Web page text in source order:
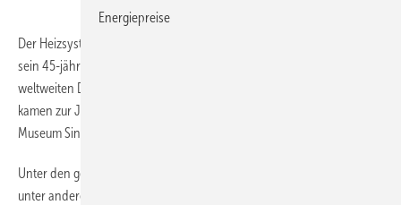
Der Heizsystemspezialist
sein 45-jähriges Bestehen und die 10-jährige Zugehörigkeit zur
weltweiten Daikin Gruppe. Etwa 350 Gäste, Mitarbeiter und Partner
kamen zur Jubiläumsfeier am 12. Oktober 2018 ins Auto & Technik
Museum Sinsheim.
Unter den geladenen Gästen begrüßte Geschäftsführer Georg Blümel
unter anderem Gerhard Rambacher, der Rotex 1973 gründete, den
Energiepreise